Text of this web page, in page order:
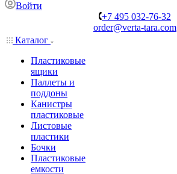
Войти
+7 495 032-76-32
order@verta-tara.com
Каталог
Пластиковые
ящики
Паллеты и
поддоны
Канистры
пластиковые
Листовые
пластики
Бочки
Пластиковые
емкости